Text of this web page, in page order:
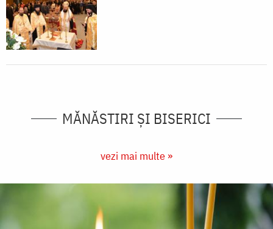
MĂNĂSTIRI ȘI BISERICI
vezi mai multe »